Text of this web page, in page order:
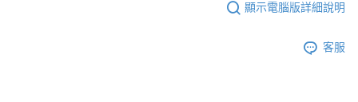
顯示電腦版詳細說明
客服